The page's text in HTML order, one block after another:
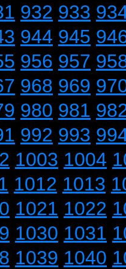
932 933
944 945
956 957
968 969
980 981
992 993
1003 1004
1012 1013
1021 1022
1030 1031
1039 1040